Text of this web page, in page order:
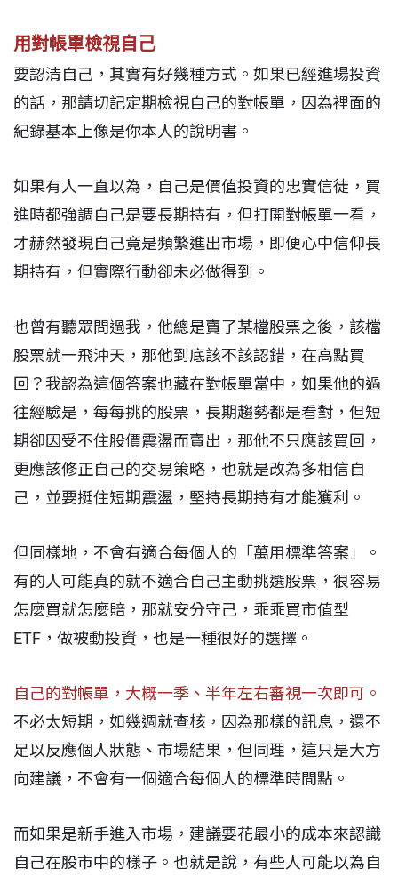
用對帳單檢視自己
要認清自己，其實有好幾種方式。如果已經進場投資
的話，那請切記定期檢視自己的對帳單，因為裡面的
紀錄基本上像是你本人的說明書。
如果有人一直以為，自己是價值投資的忠實信徒，買
進時都強調自己是要長期持有，但打開對帳單一看，
才赫然發現自己竟是頻繁進出市場，即便心中信仰長
期持有，但實際行動卻未必做得到。
也曾有聽眾問過我，他總是賣了某檔股票之後，該檔
股票就一飛沖天，那他到底該不該認錯，在高點買
回？我認為這個答案也藏在對帳單當中，如果他的過
往經驗是，每每挑的股票，長期趨勢都是看對，但短
期卻因受不住股價震盪而賣出，那他不只應該買回，
更應該修正自己的交易策略，也就是改為多相信自
己，並要挺住短期震盪，堅持長期持有才能獲利。
但同樣地，不會有適合每個人的「萬用標準答案」。
有的人可能真的就不適合自己主動挑選股票，很容易
怎麼買就怎麼賠，那就安分守己，乖乖買市值型
ETF，做被動投資，也是一種很好的選擇。
自己的對帳單，大概一季、半年左右審視一次即可。
不必太短期，如幾週就查核，因為那樣的訊息，還不
足以反應個人狀態、市場結果，但同理，這只是大方
向建議，不會有一個適合每個人的標準時間點。
而如果是新手進入市場，建議要花最小的成本來認識
自己在股市中的樣子。也就是說，有些人可能以為自